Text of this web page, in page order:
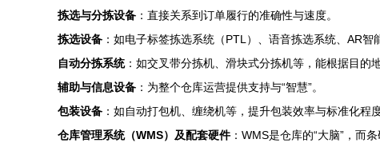
拣选与分拣设备 ：直接关系到订单履行的准确性与速度。
拣选设备 ：如电子标签拣选系统（PTL）、语音拣选系统、AR智
自动分拣系统：如交叉带分拣机、滑块式分拣机等，能根据目的
辅助与信息设备 ：为整个仓库运营提供支持与“智慧”。
包装设备 ：如自动打包机、缠绕机等，提升包装效率与标准化程度
仓库管理系统（WMS）及配套硬件：WMS是仓库的“大脑”，而